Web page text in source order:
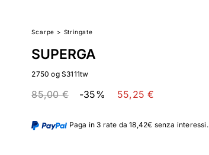
Scarpe > Stringate
SUPERGA
2750 og S3111tw
85,00 € -35% 55,25 €
Paga in 3 rate da 18,42€ senza interessi.